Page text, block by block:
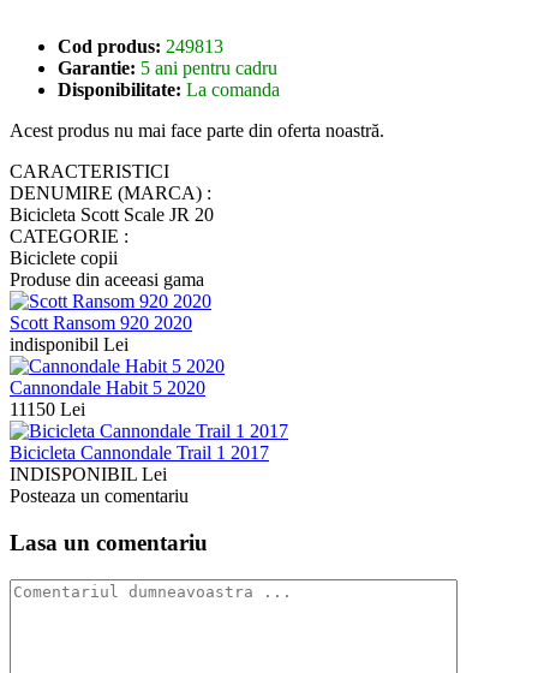
Cod produs: 249813
Garantie: 5 ani pentru cadru
Disponibilitate: La comanda
Acest produs nu mai face parte din oferta noastră.
CARACTERISTICI
DENUMIRE (MARCA) :
Bicicleta Scott Scale JR 20
CATEGORIE :
Biciclete copii
Produse din aceeasi gama
Scott Ransom 920 2020
indisponibil Lei
Cannondale Habit 5 2020
11150 Lei
Bicicleta Cannondale Trail 1 2017
INDISPONIBIL Lei
Posteaza un comentariu
Lasa un comentariu